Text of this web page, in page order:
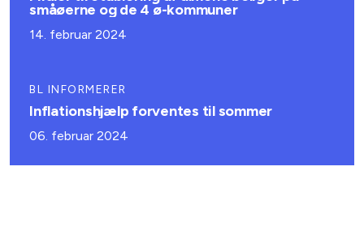
småøerne og de 4 ø-kommuner
14. februar 2024
BL INFORMERER
Inflationshjælp forventes til sommer
06. februar 2024